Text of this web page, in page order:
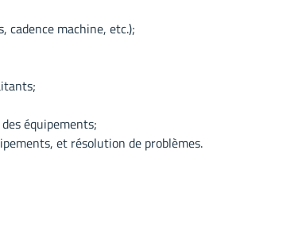
cadence machine, etc.);
équipements;
et résolution de problèmes.